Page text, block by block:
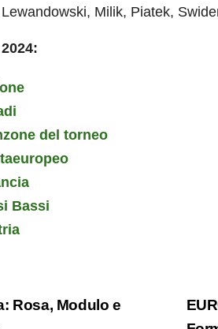
Milik, Piatek,
del torneo
Bassi
Rosa, Modulo e